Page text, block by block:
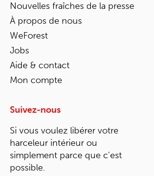
Nouvelles fraîches de la presse
À propos de nous
WeForest
Jobs
Aide & contact
Mon compte
Suivez-nous
Si vous voulez libérer votre
harceleur intérieur ou
simplement parce que c'est
possible.